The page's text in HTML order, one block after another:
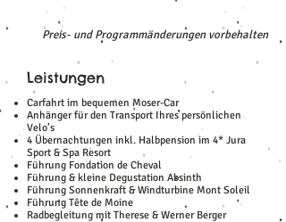
Preis- und Programmänderungen vorbehalten
Leistungen
Carfahrt im bequemen Moser-Car
Anhänger für den Transport Ihres persönlichen
Velo’s
4 Übernachtungen inkl. Halbpension im 4* Jura
Sport & Spa Resort
Führung Fondation de Cheval
Führung & kleine Degustation Absinth
Führung Sonnenkraft & Windturbine Mont Soleil
Führung Tête de Moine
Radbegleitung mit Therese & Werner Berger